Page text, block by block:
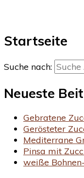
Startseite
Suche nach:
Neueste
Gebratene
Gerösteter
Mediterrane
Pinsa mit
weiße